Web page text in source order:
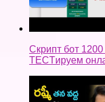
Скрипт бот
TECTируем